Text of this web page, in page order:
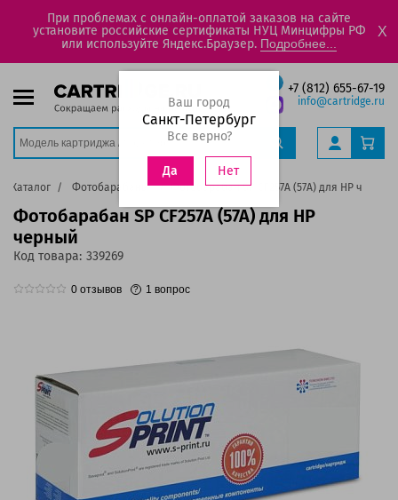
При проблемах с онлайн-оплатой заказов на сайте
установите российские сертификаты НУЦ Минцифры РФ
или используйте Яндекс.Браузер. Подробнее...
X
+7 (812) 655-67-19
info@cartridge.ru
Ваш город
Санкт-Петербург
Все верно?
Да Нет
Каталог Фотобарабаны Фотобарабан SP CF257A (57A) для HP черный
Фотобарабан SP CF257A (57A) для HP
черный
Код товара: 339269
0 отзывов 1 вопрос